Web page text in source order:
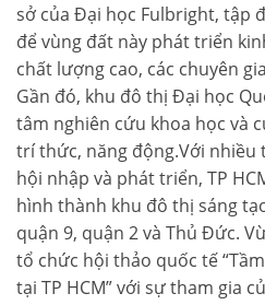
PARK HILL
PARK PREMIUM
TIN TỨC
VIDEO
LIÊN HỆ TIMES CITY
sở của Đại học Fulbright, tập
để vùng đất này phát triển
chất lượng cao, các chuyên
Gần đó, khu đô thị Đại học
tâm nghiên cứu khoa học và
trí thức, năng động.Với nhiều
hội nhập và phát triển, TP
hình thành khu đô thị sáng
quận 9, quận 2 và Thủ Đức.
tổ chức hội thảo quốc tế
tại TP HCM” với sự tham gia